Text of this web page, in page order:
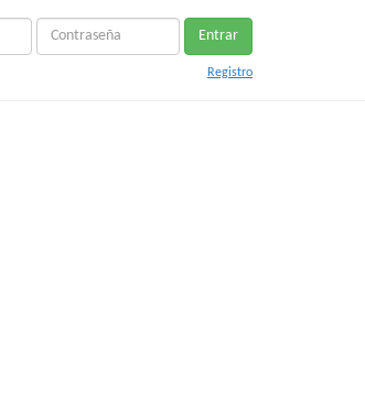
Entrar
Registro